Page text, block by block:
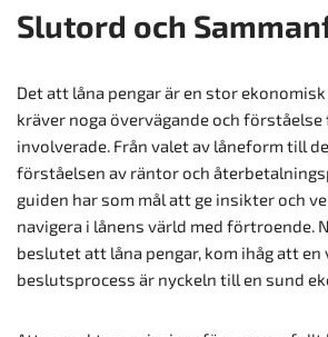
Slutord och
Det att låna pengar är en stor
kräver noga övervägande och
involverade. Från valet av låneform till
förståelsen av räntor och
guiden har som mål att ge insikter och
navigera i lånens värld med förtroende.
beslutet att låna pengar, kom ihåg att en
beslutsprocess är nyckeln till en sund